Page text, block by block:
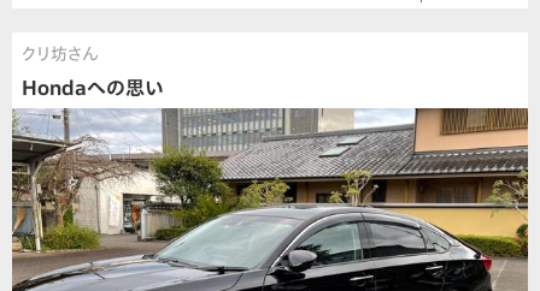
クリ坊さん
Hondaへの思い